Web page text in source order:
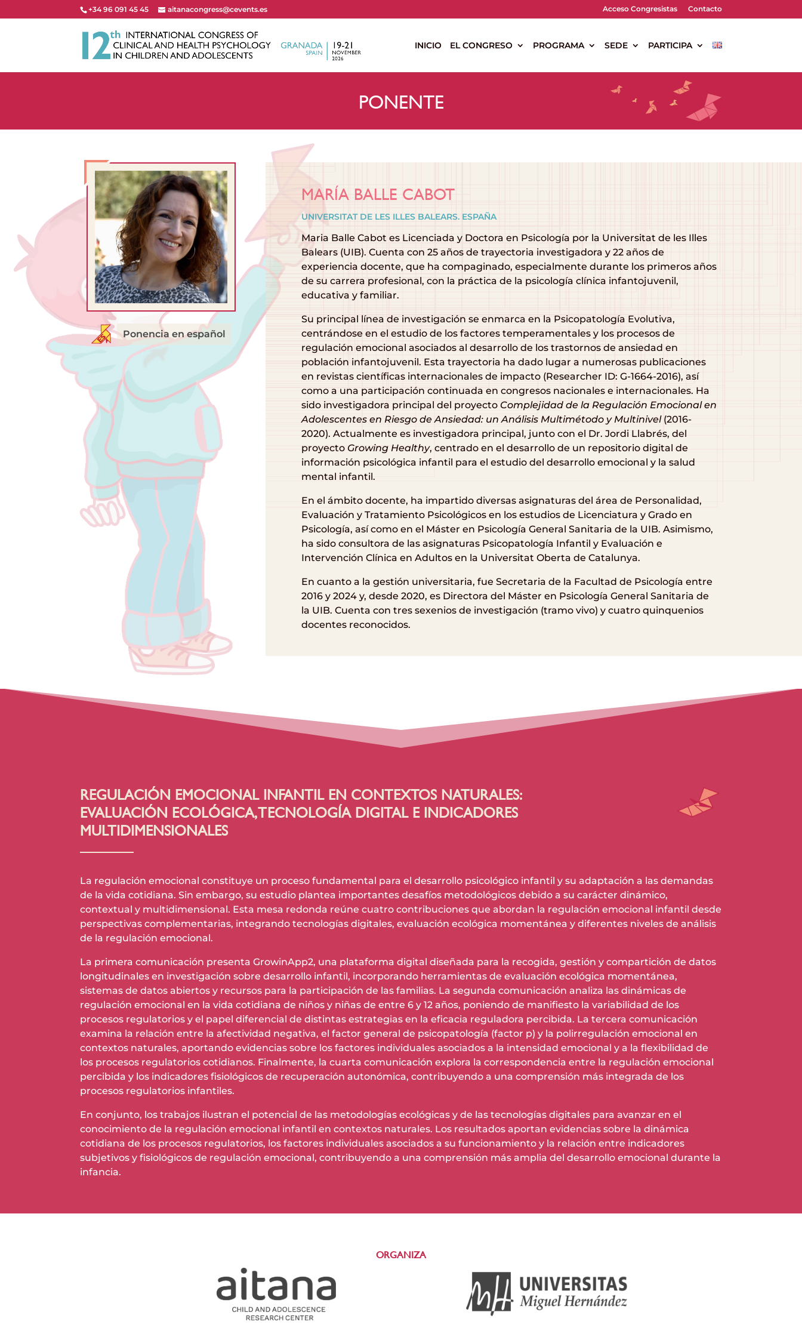
+34 96 091 45 45 aitanacongress@cevents.es Acceso Congresistas Contacto
INICIO EL CONGRESO PROGRAMA SEDE PARTICIPA
PONENTE
Ponencia en español
MARÍA BALLE CABOT
UNIVERSITAT DE LES ILLES BALEARS. ESPAÑA
Maria Balle Cabot es Licenciada y Doctora en Psicología por la Universitat de les Illes
Balears (UIB). Cuenta con 25 años de trayectoria investigadora y 22 años de
experiencia docente, que ha compaginado, especialmente durante los primeros años
de su carrera profesional, con la práctica de la psicología clínica infantojuvenil,
educativa y familiar.
Su principal línea de investigación se enmarca en la Psicopatología Evolutiva,
centrándose en el estudio de los factores temperamentales y los procesos de
regulación emocional asociados al desarrollo de los trastornos de ansiedad en
población infantojuvenil. Esta trayectoria ha dado lugar a numerosas publicaciones
en revistas científicas internacionales de impacto (Researcher ID: G-1664-2016), así
como a una participación continuada en congresos nacionales e internacionales. Ha
sido investigadora principal del proyecto Complejidad de la Regulación Emocional en
Adolescentes en Riesgo de Ansiedad: un Análisis Multimétodo y Multinivel(2016-
2020). Actualmente es investigadora principal, junto con el Dr. Jordi Llabrés, del
proyecto Growing Healthy, centrado en el desarrollo de un repositorio digital de
información psicológica infantil para el estudio del desarrollo emocional y la salud
mental infantil.
En el ámbito docente, ha impartido diversas asignaturas del área de Personalidad,
Evaluación y Tratamiento Psicológicos en los estudios de Licenciatura y Grado en
Psicología, así como en el Máster en Psicología General Sanitaria de la UIB. Asimismo,
ha sido consultora de las asignaturas Psicopatología Infantil y Evaluación e
Intervención Clínica en Adultos en la Universitat Oberta de Catalunya.
En cuanto a la gestión universitaria, fue Secretaria de la Facultad de Psicología entre
2016 y 2024 y, desde 2020, es Directora del Máster en Psicología General Sanitaria de
la UIB. Cuenta con tres sexenios de investigación (tramo vivo) y cuatro quinquenios
docentes reconocidos.
REGULACIÓN EMOCIONAL INFANTIL EN CONTEXTOS NATURALES:
EVALUACIÓN ECOLÓGICA, TECNOLOGÍA DIGITAL E INDICADORES
MULTIDIMENSIONALES
La regulación emocional constituye un proceso fundamental para el desarrollo psicológico infantil y su adaptación a las demandas
de la vida cotidiana. Sin embargo, su estudio plantea importantes desafíos metodológicos debido a su carácter dinámico,
contextual y multidimensional. Esta mesa redonda reúne cuatro contribuciones que abordan la regulación emocional infantil desde
perspectivas complementarias, integrando tecnologías digitales, evaluación ecológica momentánea y diferentes niveles de análisis
de la regulación emocional.
La primera comunicación presenta GrowinApp2, una plataforma digital diseñada para la recogida, gestión y compartición de datos
longitudinales en investigación sobre desarrollo infantil, incorporando herramientas de evaluación ecológica momentánea,
sistemas de datos abiertos y recursos para la participación de las familias. La segunda comunicación analiza las dinámicas de
regulación emocional en la vida cotidiana de niños y niñas de entre 6 y 12 años, poniendo de manifiesto la variabilidad de los
procesos regulatorios y el papel diferencial de distintas estrategias en la eficacia reguladora percibida. La tercera comunicación
examina la relación entre la afectividad negativa, el factor general de psicopatología (factor p) y la polirregulación emocional en
contextos naturales, aportando evidencias sobre los factores individuales asociados a la intensidad emocional y a la flexibilidad de
los procesos regulatorios cotidianos. Finalmente, la cuarta comunicación explora la correspondencia entre la regulación emocional
percibida y los indicadores fisiológicos de recuperación autonómica, contribuyendo a una comprensión más integrada de los
procesos regulatorios infantiles.
En conjunto, los trabajos ilustran el potencial de las metodologías ecológicas y de las tecnologías digitales para avanzar en el
conocimiento de la regulación emocional infantil en contextos naturales. Los resultados aportan evidencias sobre la dinámica
cotidiana de los procesos regulatorios, los factores individuales asociados a su funcionamiento y la relación entre indicadores
subjetivos y fisiológicos de regulación emocional, contribuyendo a una comprensión más amplia del desarrollo emocional durante la
infancia.
ORGANIZA